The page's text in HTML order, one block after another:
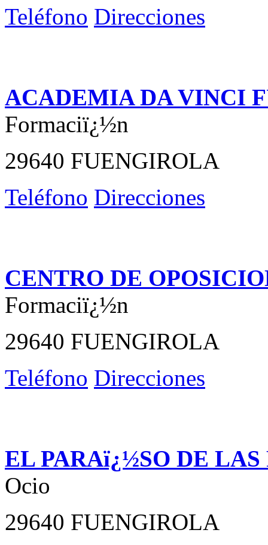
Teléfono Direcciones
ACADEMIA DA VINCI
Formaciï¿½n
29640 FUENGIROLA
Teléfono Direcciones
CENTRO DE
Formaciï¿½n
29640 FUENGIROLA
Teléfono Direcciones
EL PARAï¿½SO DE LAS
Ocio
29640 FUENGIROLA